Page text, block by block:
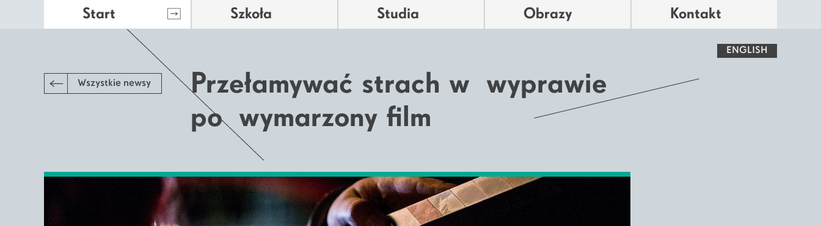
Start Szkoła Studia Obrazy Kontakt
Przełamywać strach w wyprawie
po wymarzony film
Wszystkie newsy
ENGLISH